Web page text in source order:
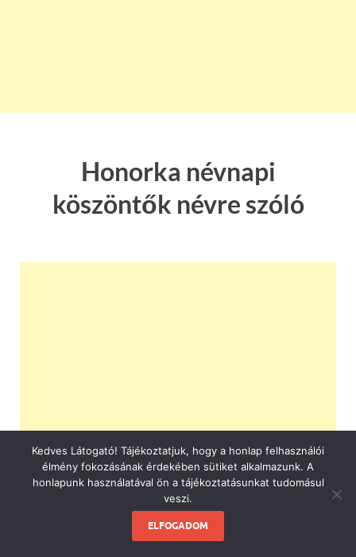
Honorka névnapi
köszöntők névre szóló
Kedves Látogató! Tájékoztatjuk, hogy a honlap felhasználói
élmény fokozásának érdekében sütiket alkalmazunk. A
honlapunk használatával ön a tájékoztatásunkat tudomásul
veszi.
ELFOGADOM